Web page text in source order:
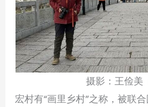
摄影：王俭美
宏村有“画里乡村”之称，被联